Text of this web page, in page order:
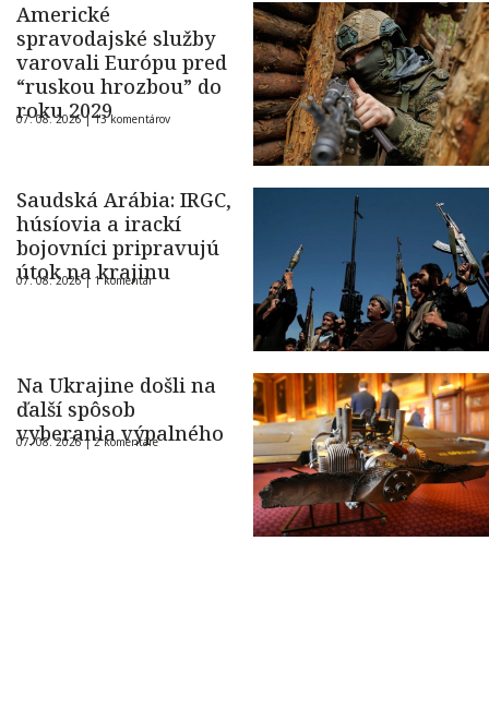
Americké
spravodajské služby
varovali Európu pred
“ruskou hrozbou” do
roku 2029
07. 08. 2026 |13 komentárov
Saudská Arábia: IRGC,
húsíovia a irackí
bojovníci pripravujú
útok na krajinu
07. 08. 2026 | 1 komentár
Na Ukrajine došli na
ďalší spôsob
vyberania výpalného
07. 08. 2026 |2 komentáre